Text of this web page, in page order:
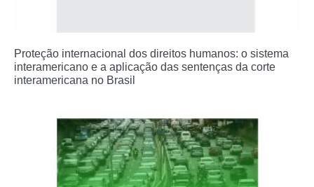
Proteção internacional dos direitos humanos: o sistema
interamericano e a aplicação das sentenças da corte
interamericana no Brasil